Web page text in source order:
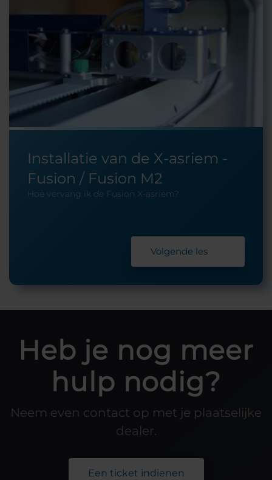
Installatie van de X-asriem -
Fusion / Fusion M2
Hoe vervang ik de Fusion X-asriem?
Volgende les
Heb je nog meer
hulp nodig?
Neem even contact op met je plaatselijke
dealer.
Een ticket indienen